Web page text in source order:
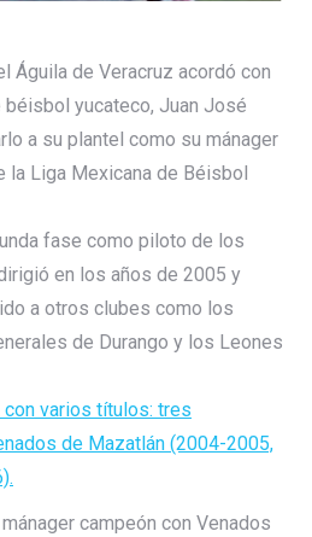
Águila de Veracruz acordó con
yucateco, Juan José
a su plantel como su mánager
la Liga Mexicana de Béisbol
fase como piloto de los
en los años de 2005 y
a otros clubes como los
de Durango y los Leones
con varios títulos: tres
de Mazatlán (2004-2005,
campeón con Venados